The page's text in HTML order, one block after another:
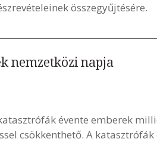
összegyűjtésére.
nemzetközi napja
évente emberek
csökkenthető. A